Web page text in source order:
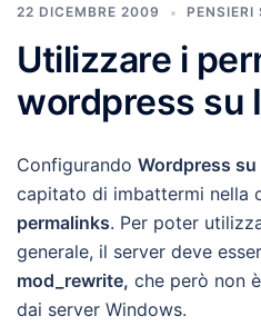
22 DICEMBRE 2009 PENSIERI
Utilizzare i
wordpress su
Configurando Wordpress su
capitato di imbattermi nella
permalinks. Per poter
generale, il server deve
mod_rewrite, che però non
dai server Windows.